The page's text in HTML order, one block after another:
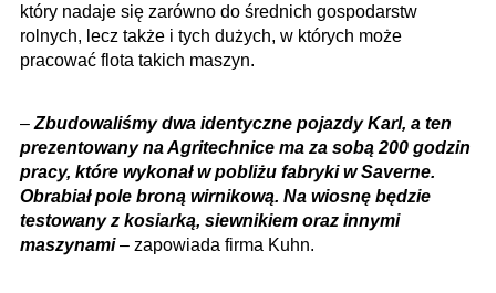
który nadaje się zarówno do średnich gospodarstw
rolnych, lecz także i tych dużych, w których może
pracować flota takich maszyn.
– Zbudowaliśmy dwa identyczne pojazdy Karl, a ten
prezentowany na Agritechnice ma za sobą 200 godzin
pracy, które wykonał w pobliżu fabryki w Saverne.
Obrabiał pole broną wirnikową. Na wiosnę będzie
testowany z kosiarką, siewnikiem oraz innymi
maszynami– zapowiada firma Kuhn.